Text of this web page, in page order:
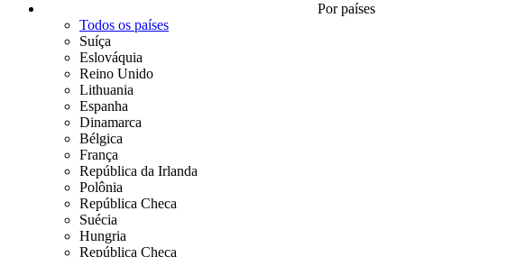
Por países
Todos os países
Suíça
Eslováquia
Reino Unido
Lithuania
Espanha
Dinamarca
Bélgica
França
República da Irlanda
Polônia
República Checa
Suécia
Hungria
República Checa